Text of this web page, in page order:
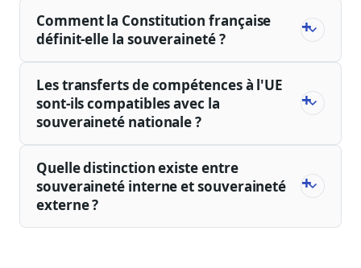
Comment la Constitution française
définit-elle la souveraineté ?
Les transferts de compétences à l'UE
sont-ils compatibles avec la
souveraineté nationale ?
Quelle distinction existe entre
souveraineté interne et souveraineté
externe ?